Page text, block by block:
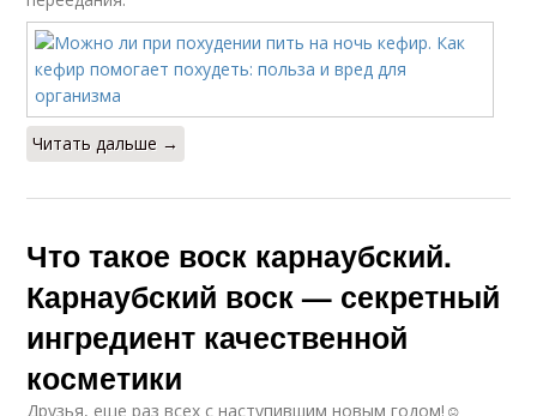
Читать дальше →
Что такое воск карнаубский.
Карнаубский воск — секретный
ингредиент качественной
косметики
Друзья, еще раз всех с наступившим новым годом!☺